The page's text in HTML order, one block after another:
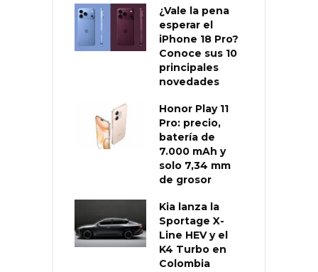
¿Vale la pena
esperar el
iPhone 18 Pro?
Conoce sus 10
principales
novedades
Honor Play 11
Pro: precio,
batería de
7.000 mAh y
solo 7,34 mm
de grosor
Kia lanza la
Sportage X-
Line HEV y el
K4 Turbo en
Colombia